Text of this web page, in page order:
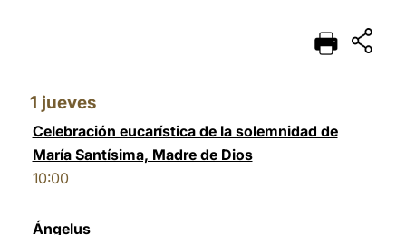
POLSKI
LATINE
1 jueves
Celebración eucarística de la solemnidad de
María Santísima, Madre de Dios
10:00
Ángelus